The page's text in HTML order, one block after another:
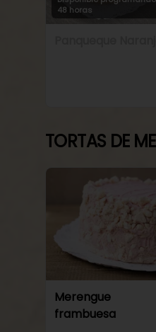
48 horas
TORTAS DE
Merengue
frambuesa